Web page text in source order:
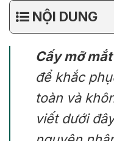
NỘI DUNG
Cấy mỡ
để khắc
toàn và
viết dưới